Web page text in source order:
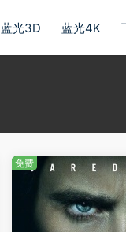
蓝光3D 蓝光4K
免费